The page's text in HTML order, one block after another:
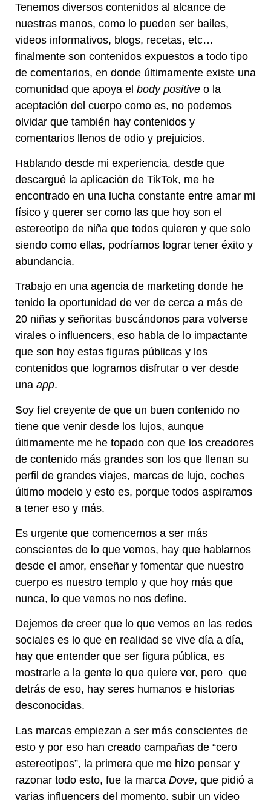
Tenemos diversos contenidos al alcance de
nuestras manos, como lo pueden ser bailes,
videos informativos, blogs, recetas, etc…
finalmente son contenidos expuestos a todo tipo
de comentarios, en donde últimamente existe una
comunidad que apoya el body positive o la
aceptación del cuerpo como es, no podemos
olvidar que también hay contenidos y
comentarios llenos de odio y prejuicios.
Hablando desde mi experiencia, desde que
descargué la aplicación de TikTok, me he
encontrado en una lucha constante entre amar mi
físico y querer ser como las que hoy son el
estereotipo de niña que todos quieren y que solo
siendo como ellas, podríamos lograr tener éxito y
abundancia.
Trabajo en una agencia de marketing donde he
tenido la oportunidad de ver de cerca a más de
20 niñas y señoritas buscándonos para volverse
virales o influencers, eso habla de lo impactante
que son hoy estas figuras públicas y los
contenidos que logramos disfrutar o ver desde
una app.
Soy fiel creyente de que un buen contenido no
tiene que venir desde los lujos, aunque
últimamente me he topado con que los creadores
de contenido más grandes son los que llenan su
perfil de grandes viajes, marcas de lujo, coches
último modelo y esto es, porque todos aspiramos
a tener eso y más.
Es urgente que comencemos a ser más
conscientes de lo que vemos, hay que hablarnos
desde el amor, enseñar y fomentar que nuestro
cuerpo es nuestro templo y que hoy más que
nunca, lo que vemos no nos define.
Dejemos de creer que lo que vemos en las redes
sociales es lo que en realidad se vive día a día,
hay que entender que ser figura pública, es
mostrarle a la gente lo que quiere ver, pero que
detrás de eso, hay seres humanos e historias
desconocidas.
Las marcas empiezan a ser más conscientes de
esto y por eso han creado campañas de “cero
estereotipos”, la primera que me hizo pensar y
razonar todo esto, fue la marca Dove, que pidió a
varias influencers del momento, subir un video